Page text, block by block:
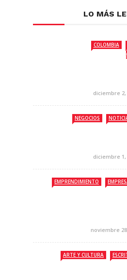
LO MÁS
COLOMBIA
diciembre 2,
NEGOCIOS
diciembre 1,
EMPRENDIMIENTO
noviembre
ARTE Y CULTURA